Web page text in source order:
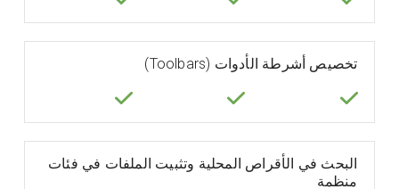
تخصيص أشرطة الأدوات (Toolbars)
البحث في الأقراص المحلية وتثبيت الملفات في فئات
منظمة